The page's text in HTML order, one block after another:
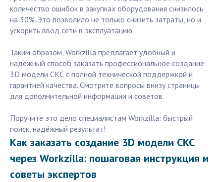
количество ошибок в закупках оборудования снизилось
на 30%. Это позволило не только снизить затраты, но и
ускорить ввод сети в эксплуатацию.
Таким образом, Workzilla предлагает удобный и
надёжный способ заказать профессиональное создание
3D модели СКС с полной технической поддержкой и
гарантией качества. Смотрите вопросы внизу страницы
для дополнительной информации и советов.
Поручите это дело специалистам Workzilla: быстрый
поиск, надёжный результат!
Как заказать создание 3D модели СКС
через Workzilla: пошаговая инструкция и
советы экспертов